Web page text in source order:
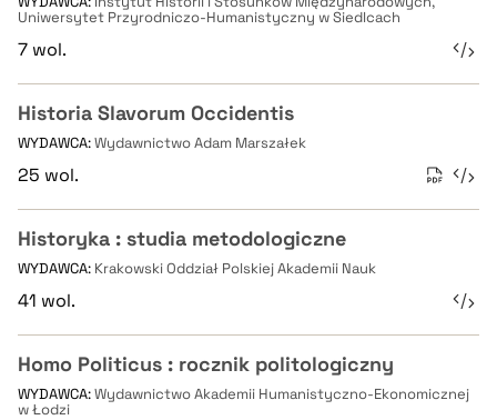
Uniwersytet Przyrodniczo-Humanistyczny w Siedlcach
7 wol.
Historia Slavorum Occidentis
WYDAWCA:Wydawnictwo Adam Marszałek
25 wol.
Historyka : studia metodologiczne
WYDAWCA: Krakowski Oddział Polskiej Akademii Nauk
41 wol.
Homo Politicus : rocznik politologiczny
WYDAWCA:Wydawnictwo Akademii Humanistyczno-Ekonomicznej
w Łodzi